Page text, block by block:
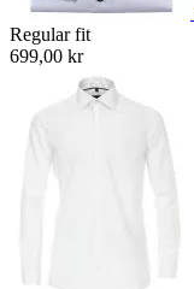
Regular fit
699,00 kr